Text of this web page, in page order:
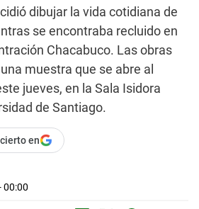
dibujar la vida cotidiana de
se encontraba recluido en
Chacabuco. Las obras
muestra que se abre al
jueves, en la Sala Isidora
de Santiago.
en
00:00